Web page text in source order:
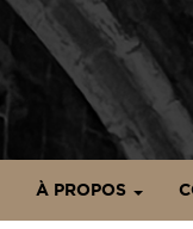
À PROPOS